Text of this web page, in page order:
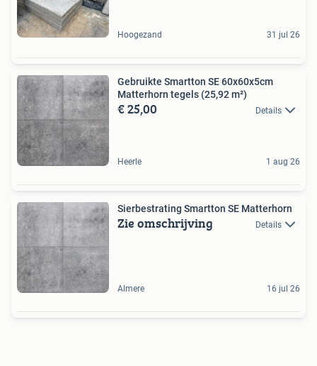
Hoogezand 31 jul 26
Gebruikte Smartton SE 60x60x5cm
Matterhorn tegels (25,92 m²)
€ 25,00 Details
Heerle 1 aug 26
Sierbestrating Smartton SE Matterhorn
Zie omschrijving Details
Almere 16 jul 26